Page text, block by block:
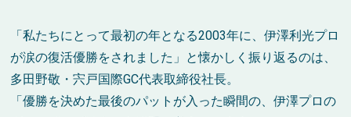
「私たちにとって最初の年となる2003年に、伊澤利光プロ
が涙の復活優勝をされました」と懐かしく振り返るのは、
多田野敬・宍戸国際GC代表取締役社長。
「優勝を決めた最後のパットが入った瞬間の、伊澤プロの